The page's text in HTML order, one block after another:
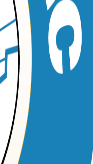
la entrega en tu hotel